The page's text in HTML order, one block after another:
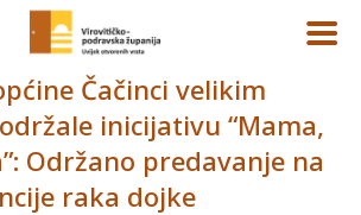
Čačinci velikim
inicijativu “Mama,
Održano predavanje na
raka dojke